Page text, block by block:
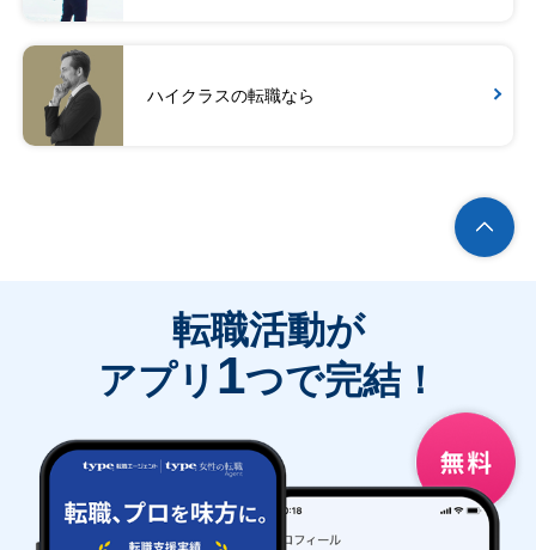
ハイクラスの転職なら
転職活動が
アプリ 1つで完結！